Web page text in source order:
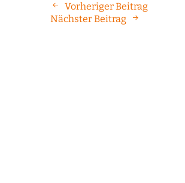
Vorheriger Beitrag
Nächster Beitrag